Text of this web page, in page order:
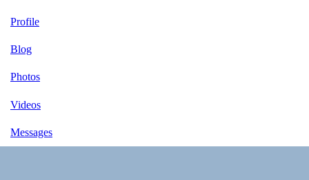
Profile
Blog
Photos
Videos
Messages